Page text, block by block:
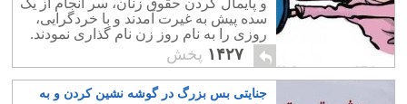
و پایمال کردن حقوق زنان، سر انجام از یک
سده پیش به غیرت آمدند و با خردگرایی،
روزی را به نام روز زن نام گذاری نمودند.
این روز خجسته بر زنان کشورمان خجسته
باد.
۱۴۲۷ پخش
جنایتی بس بزرگ در گوشه نشین کردن و به